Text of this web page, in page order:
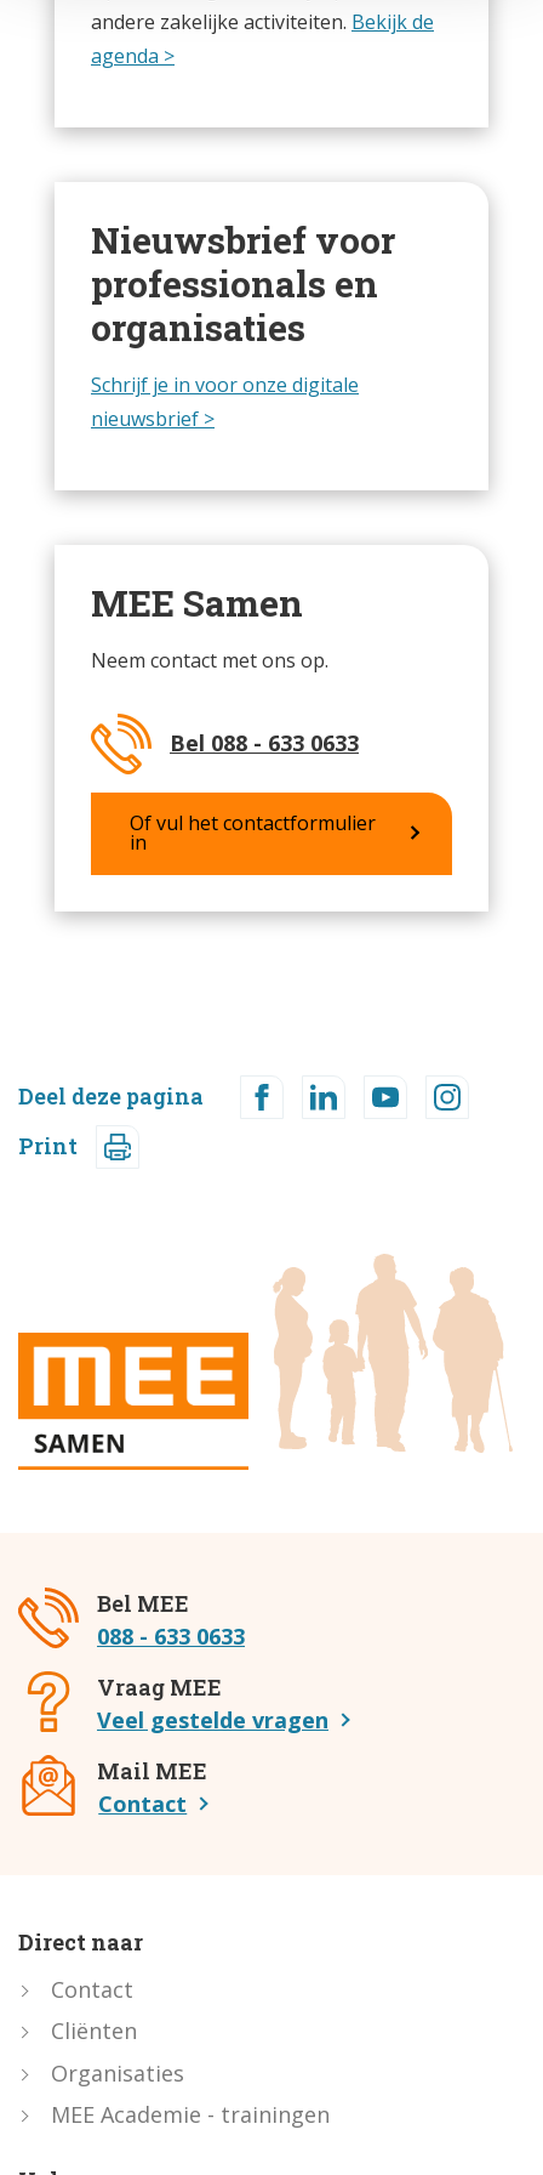
andere zakelijke activiteiten. Bekijk de
agenda >
Nieuwsbrief voor
professionals en
organisaties
Schrijf je in voor onze digitale
nieuwsbrief >
MEE Samen
Neem contact met ons op.
Bel 088 - 633 0633
Of vul het contactformulier
in
Deel deze pagina
Print
Bel MEE
088 - 633 0633
Vraag MEE
Veel gestelde vragen
Mail MEE
Contact
Direct naar
Contact
Cliënten
Organisaties
MEE Academie - trainingen